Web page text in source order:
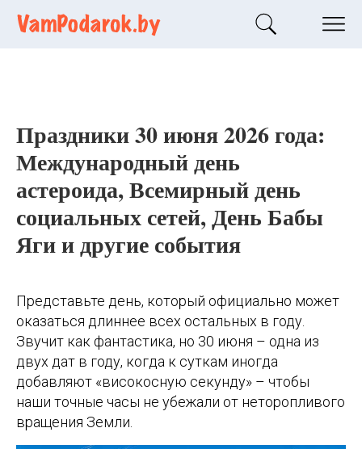
Праздники 30 июня 2026 года:
Международный день
астероида, Всемирный день
социальных сетей, День Бабы
Яги и другие события
Представьте день, который официально может
оказаться длиннее всех остальных в году.
Звучит как фантастика, но 30 июня – одна из
двух дат в году, когда к суткам иногда
добавляют «високосную секунду» – чтобы
наши точные часы не убежали от неторопливого
вращения Земли.